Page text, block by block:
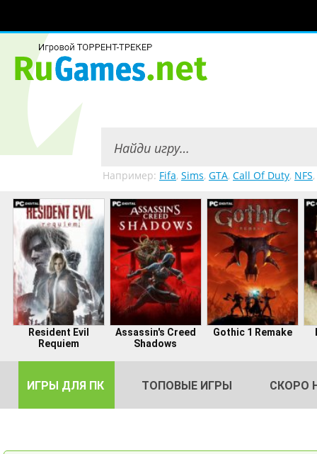
Например: Fifa, Sims, GTA, Call Of Duty, NFS,
Resident Evil
Requiem
Assassin's Creed
Shadows
Gothic 1 Remake
ИГРЫ ДЛЯ ПК ТОПОВЫЕ ИГРЫ СКОРО